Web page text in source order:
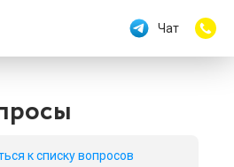
Чат
к списку вопросов